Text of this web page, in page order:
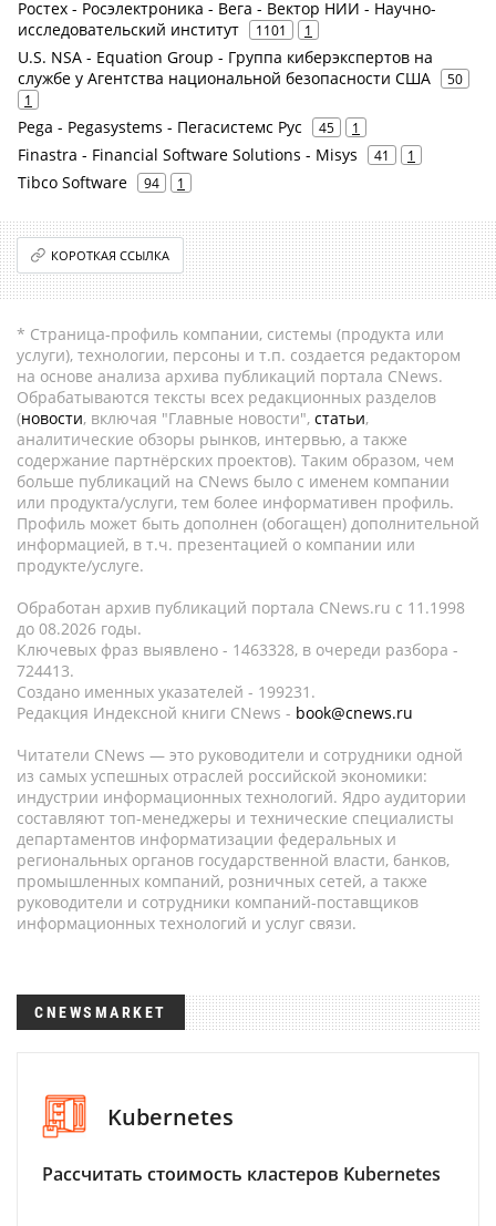
Ростех - Росэлектроника - Вега - Вектор НИИ - Научно-
исследовательский институт
1101 1
U.S. NSA - Equation Group - Группа киберэкспертов на
службе у Агентства национальной безопасности США
50
1
Pega - Pegasystems - Пегасистемс Рус 45 1
Finastra - Financial Software Solutions - Misys 41 1
Tibco Software 94 1
КОРОТКАЯ ССЫЛКА
* Страница-профиль компании, системы (продукта или
услуги), технологии, персоны и т.п. создается редактором
на основе анализа архива публикаций портала CNews.
Обрабатываются тексты всех редакционных разделов
(новости, включая "Главные новости", статьи,
аналитические обзоры рынков, интервью, а также
содержание партнёрских проектов). Таким образом, чем
больше публикаций на CNews было с именем компании
или продукта/услуги, тем более информативен профиль.
Профиль может быть дополнен (обогащен) дополнительной
информацией, в т.ч. презентацией о компании или
продукте/услуге.
Обработан архив публикаций портала CNews.ru c 11.1998
до 08.2026 годы.
Ключевых фраз выявлено - 1463328, в очереди разбора -
724413.
Создано именных указателей - 199231.
Редакция Индексной книги CNews - book@cnews.ru
Читатели CNews — это руководители и сотрудники одной
из самых успешных отраслей российской экономики:
индустрии информационных технологий. Ядро аудитории
составляют топ-менеджеры и технические специалисты
департаментов информатизации федеральных и
региональных органов государственной власти, банков,
промышленных компаний, розничных сетей, а также
руководители и сотрудники компаний-поставщиков
информационных технологий и услуг связи.
CNEWSMARKET
Kubernetes
Рассчитать стоимость кластеров Kubernetes